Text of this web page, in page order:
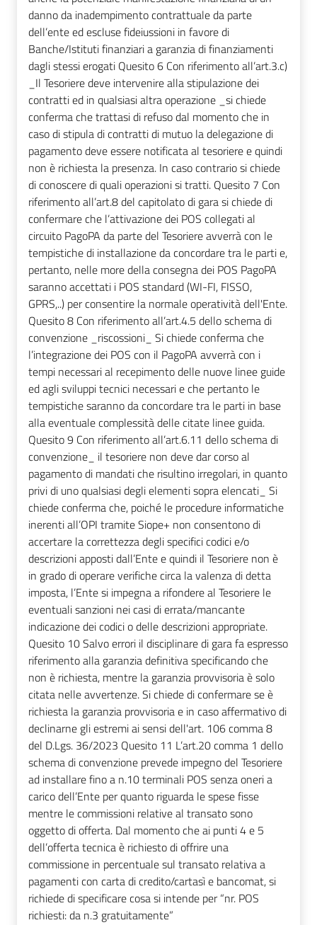
danno da inadempimento contrattuale da parte
dell’ente ed escluse fideiussioni in favore di
Banche/Istituti finanziari a garanzia di finanziamenti
dagli stessi erogati Quesito 6 Con riferimento all’art.3.c)
_Il Tesoriere deve intervenire alla stipulazione dei
contratti ed in qualsiasi altra operazione _si chiede
conferma che trattasi di refuso dal momento che in
caso di stipula di contratti di mutuo la delegazione di
pagamento deve essere notificata al tesoriere e quindi
non è richiesta la presenza. In caso contrario si chiede
di conoscere di quali operazioni si tratti. Quesito 7 Con
riferimento all’art.8 del capitolato di gara si chiede di
confermare che l’attivazione dei POS collegati al
circuito PagoPA da parte del Tesoriere avverrà con le
tempistiche di installazione da concordare tra le parti e,
pertanto, nelle more della consegna dei POS PagoPA
saranno accettati i POS standard (WI-FI, FISSO,
GPRS,..) per consentire la normale operatività dell'Ente.
Quesito 8 Con riferimento all’art.4.5 dello schema di
convenzione _riscossioni_ Si chiede conferma che
l’integrazione dei POS con il PagoPA avverrà con i
tempi necessari al recepimento delle nuove linee guide
ed agli sviluppi tecnici necessari e che pertanto le
tempistiche saranno da concordare tra le parti in base
alla eventuale complessità delle citate linee guida.
Quesito 9 Con riferimento all’art.6.11 dello schema di
convenzione_ il tesoriere non deve dar corso al
pagamento di mandati che risultino irregolari, in quanto
privi di uno qualsiasi degli elementi sopra elencati_ Si
chiede conferma che, poiché le procedure informatiche
inerenti all’OPI tramite Siope+ non consentono di
accertare la correttezza degli specifici codici e/o
descrizioni apposti dall’Ente e quindi il Tesoriere non è
in grado di operare verifiche circa la valenza di detta
imposta, l’Ente si impegna a rifondere al Tesoriere le
eventuali sanzioni nei casi di errata/mancante
indicazione dei codici o delle descrizioni appropriate.
Quesito 10 Salvo errori il disciplinare di gara fa espresso
riferimento alla garanzia definitiva specificando che
non è richiesta, mentre la garanzia provvisoria è solo
citata nelle avvertenze. Si chiede di confermare se è
richiesta la garanzia provvisoria e in caso affermativo di
declinarne gli estremi ai sensi dell'art. 106 comma 8
del D.Lgs. 36/2023 Quesito 11 L’art.20 comma 1 dello
schema di convenzione prevede impegno del Tesoriere
ad installare fino a n.10 terminali POS senza oneri a
carico dell’Ente per quanto riguarda le spese fisse
mentre le commissioni relative al transato sono
oggetto di offerta. Dal momento che ai punti 4 e 5
dell’offerta tecnica è richiesto di offrire una
commissione in percentuale sul transato relativa a
pagamenti con carta di credito/cartasì e bancomat, si
richiede di specificare cosa si intende per “nr. POS
richiesti: da n.3 gratuitamente”